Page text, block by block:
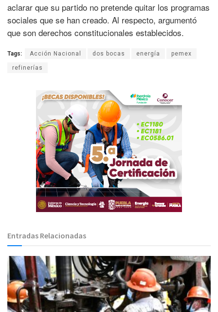
aclarar que su partido no pretende quitar los programas
sociales que se han creado. Al respecto, argumentó
que son derechos constitucionales establecidos.
Tags: Acción Nacional dos bocas energía pemex
refinerías
Entradas Relacionadas